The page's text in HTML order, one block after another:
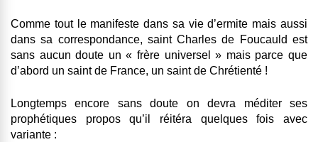
Comme tout le manifeste dans sa vie d’ermite mais aussi
dans sa correspondance, saint Charles de Foucauld est
sans aucun doute un « frère universel » mais parce que
d’abord un saint de France, un saint de Chrétienté !
Longtemps encore sans doute on devra méditer ses
prophétiques propos qu’il réitéra quelques fois avec
variante :